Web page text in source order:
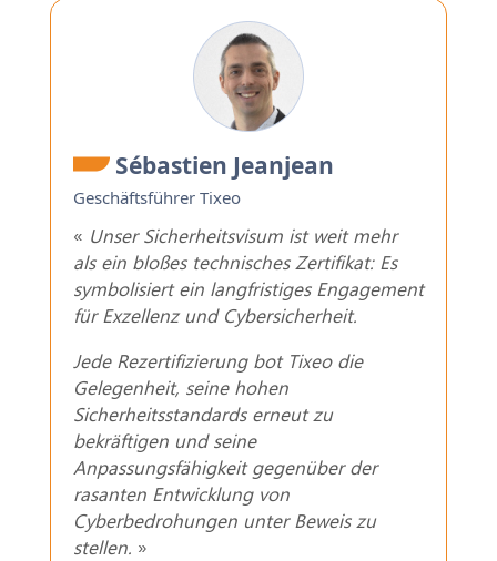
Sébastien Jeanjean
Geschäftsführer Tixeo
« Unser Sicherheitsvisum ist weit mehr
als ein bloßes technisches Zertifikat: Es
symbolisiert ein langfristiges Engagement
für Exzellenz und Cybersicherheit.
Jede Rezertifizierung bot Tixeo die
Gelegenheit, seine hohen
Sicherheitsstandards erneut zu
bekräftigen und seine
Anpassungsfähigkeit gegenüber der
rasanten Entwicklung von
Cyberbedrohungen unter Beweis zu
stellen. »